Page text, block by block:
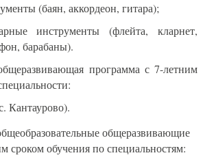
(баян, аккордеон, гитара);
инструменты (флейта, кларнет,
барабаны).
программа с 7-летним
Кантаурово).
общеразвивающие
сроком обучения по специальностям: